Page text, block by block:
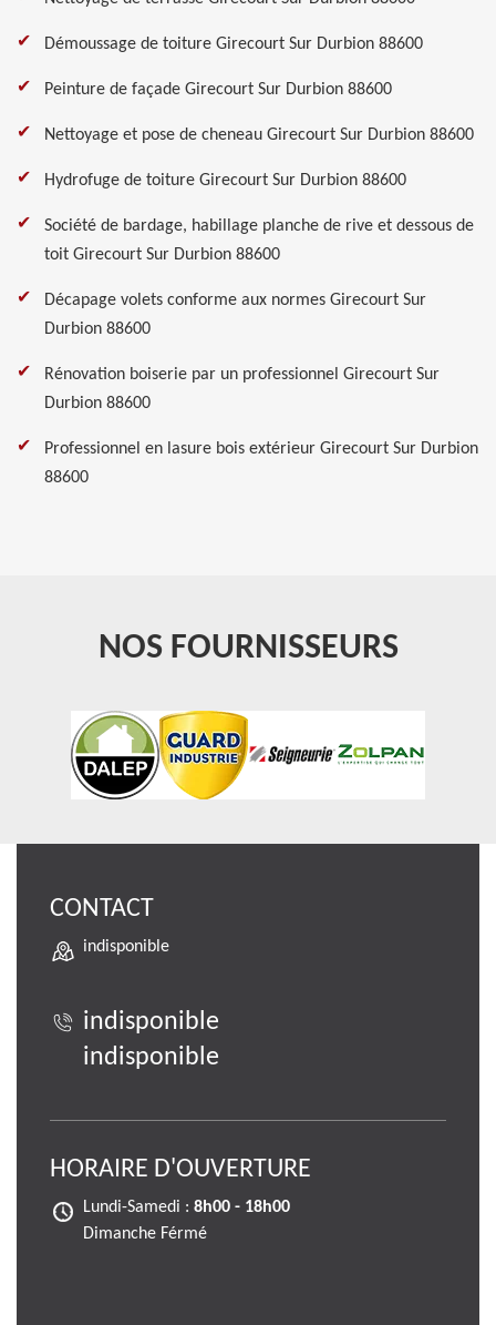
Démoussage de toiture Girecourt Sur Durbion 88600
Peinture de façade Girecourt Sur Durbion 88600
Nettoyage et pose de cheneau Girecourt Sur Durbion 88600
Hydrofuge de toiture Girecourt Sur Durbion 88600
Société de bardage, habillage planche de rive et dessous de
toit Girecourt Sur Durbion 88600
Décapage volets conforme aux normes Girecourt Sur
Durbion 88600
Rénovation boiserie par un professionnel Girecourt Sur
Durbion 88600
Professionnel en lasure bois extérieur Girecourt Sur Durbion
88600
NOS FOURNISSEURS
CONTACT
indisponible
indisponible
indisponible
HORAIRE D'OUVERTURE
Lundi-Samedi : 8h00 - 18h00
Dimanche Férmé